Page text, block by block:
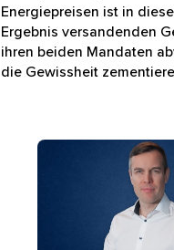
den Energiepreisen ist
belastbares Ergebnis
weiterhin zwischen
Arbeitsmarktbericht
Ein Mann mit